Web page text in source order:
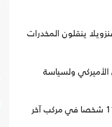
ينقلون المخدرات
ولسياسة
وكان ترامب أعلن أن ضربة أولى في الثاني من أيلول/ سبتمبر أسفرت عن مقتل 11 شخصا في مركب آخر